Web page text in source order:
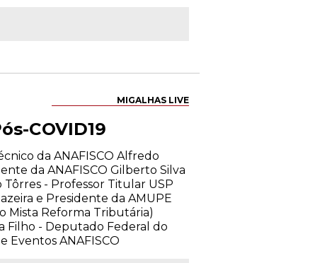
MIGALHAS LIVE
COVID19
da ANAFISCO Alfredo
da ANAFISCO Gilberto Silva
- Professor Titular USP
e Presidente da AMUPE
Mista Reforma Tributária)
Filho - Deputado Federal do
Eventos ANAFISCO